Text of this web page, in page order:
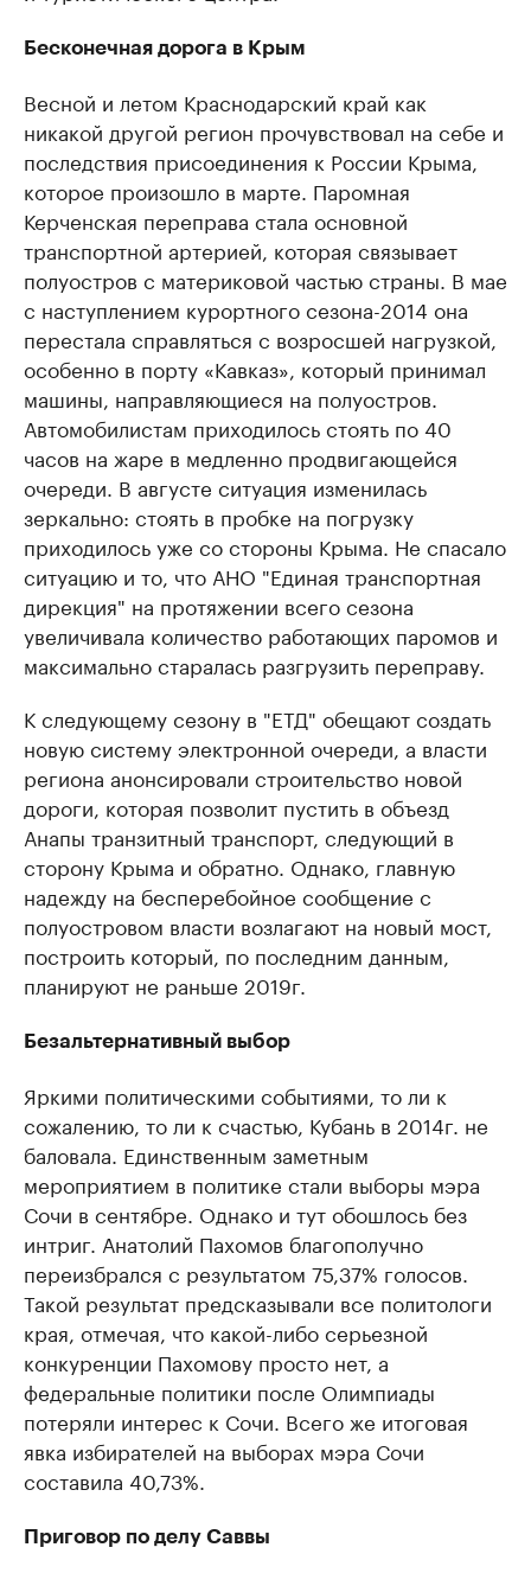
Бесконечная дорога в Крым
Весной и летом Краснодарский край как
никакой другой регион прочувствовал на себе и
последствия присоединения к России Крыма,
которое произошло в марте. Паромная
Керченская переправа стала основной
транспортной артерией, которая связывает
полуостров с материковой частью страны. В мае
с наступлением курортного сезона-2014 она
перестала справляться с возросшей нагрузкой,
особенно в порту «Кавказ», который принимал
машины, направляющиеся на полуостров.
Автомобилистам приходилось стоять по 40
часов на жаре в медленно продвигающейся
очереди. В августе ситуация изменилась
зеркально: стоять в пробке на погрузку
приходилось уже со стороны Крыма. Не спасало
ситуацию и то, что АНО "Единая транспортная
дирекция" на протяжении всего сезона
увеличивала количество работающих паромов и
максимально старалась разгрузить переправу.
К следующему сезону в "ЕТД" обещают создать
новую систему электронной очереди, а власти
региона анонсировали строительство новой
дороги, которая позволит пустить в объезд
Анапы транзитный транспорт, следующий в
сторону Крыма и обратно. Однако, главную
надежду на бесперебойное сообщение с
полуостровом власти возлагают на новый мост,
построить который, по последним данным,
планируют не раньше 2019г.
Безальтернативный выбор
Яркими политическими событиями, то ли к
сожалению, то ли к счастью, Кубань в 2014г. не
баловала. Единственным заметным
мероприятием в политике стали выборы мэра
Сочи в сентябре. Однако и тут обошлось без
интриг. Анатолий Пахомов благополучно
переизбрался с результатом 75,37% голосов.
Такой результат предсказывали все политологи
края, отмечая, что какой-либо серьезной
конкуренции Пахомову просто нет, а
федеральные политики после Олимпиады
потеряли интерес к Сочи. Всего же итоговая
явка избирателей на выборах мэра Сочи
составила 40,73%.
Приговор по делу Саввы